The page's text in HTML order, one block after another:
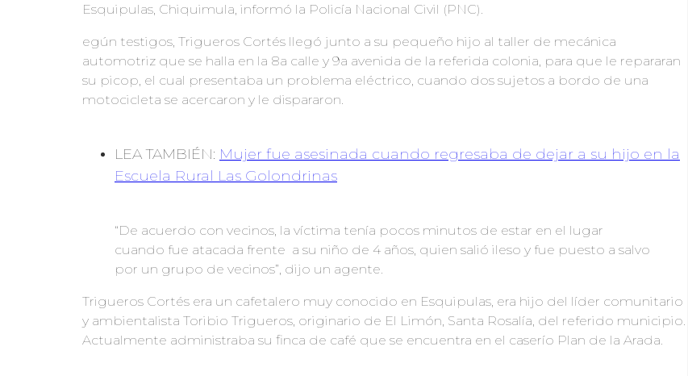
Esquipulas, Chiquimula, informó la Policía Nacional Civil (PNC).
egún testigos, Trigueros Cortés llegó junto a su pequeño hijo al taller de mecánica
automotriz que se halla en la 8a calle y 9a avenida de la referida colonia, para que le repararan
su picop, el cual presentaba un problema eléctrico, cuando dos sujetos a bordo de una
motocicleta se acercaron y le dispararon.
LEA TAMBIÉN: Mujer fue asesinada cuando regresaba de dejar a su hijo en la
Escuela Rural Las Golondrinas
“De acuerdo con vecinos, la víctima tenía pocos minutos de estar en el lugar
cuando fue atacada frente a su niño de 4 años, quien salió ileso y fue puesto a salvo
por un grupo de vecinos”, dijo un agente.
Trigueros Cortés era un cafetalero muy conocido en Esquipulas, era hijo del líder comunitario
y ambientalista Toribio Trigueros, originario de El Limón, Santa Rosalía, del referido municipio.
Actualmente administraba su finca de café que se encuentra en el caserío Plan de la Arada.